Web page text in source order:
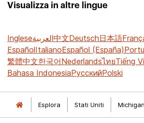
Visualizza in altre lingue
Ingleseالعربية中文Deutsch日本語
EspañolItalianoEspañol (España)
繁體中文한국어NederlandsไทยTiếng
Bahasa IndonesiaРусскийPolski
Esplora Stati Uniti Michigan